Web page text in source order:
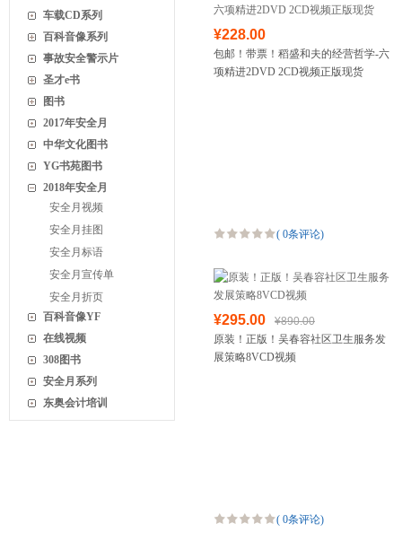
车载CD系列
百科音像系列
事故安全警示片
圣才e书
图书
2017年安全月
中华文化图书
YG书苑图书
2018年安全月
安全月视频
安全月挂图
安全月标语
安全月宣传单
安全月折页
百科音像YF
在线视频
308图书
安全月系列
东奥会计培训
¥228.00
包邮！带票！稻盛和夫的经营哲学-六
项精进2DVD 2CD视频正版现货
( 0条评论)
¥295.00
¥890.00
原装！正版！吴春容社区卫生服务发
展策略8VCD视频
( 0条评论)